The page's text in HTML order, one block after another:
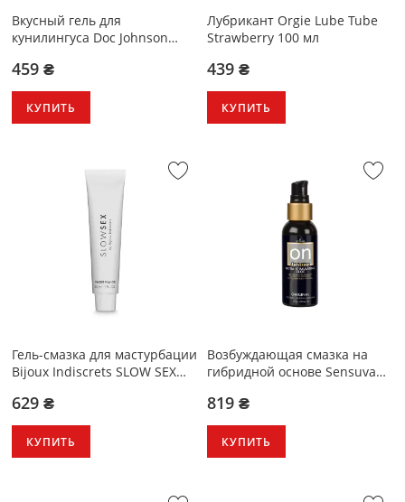
Вкусный гель для
кунилингуса Doc Johnson
459 ₴
КУПИТЬ
Лубрикант Orgie Lube Tube
Strawberry 100 мл
439 ₴
КУПИТЬ
Гель-смазка для мастурбации
Bijoux Indiscrets SLOW SEX
629 ₴
КУПИТЬ
Возбуждающая смазка на
гибридной основе Sensuva
(57 мл)
819 ₴
КУПИТЬ